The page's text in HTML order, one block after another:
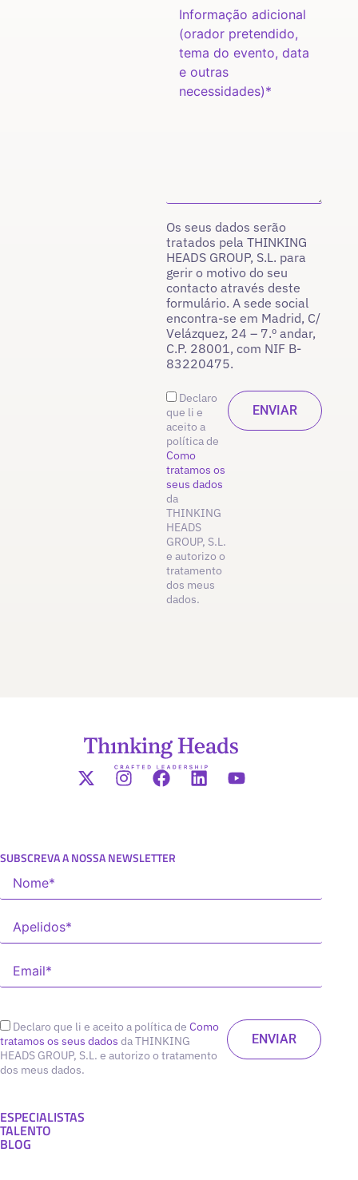
Os seus dados serão
tratados pela THINKING
HEADS GROUP, S.L. para
gerir o motivo do seu
contacto através deste
formulário. A sede social
encontra-se em Madrid, C/
Velázquez, 24 – 7.º andar,
C.P. 28001, com NIF B-
83220475.
Declaro
que li e
aceito a
política de
Como
tratamos os
seus dados
da
THINKING
HEADS
GROUP, S.L.
e autorizo o
tratamento
dos meus
dados.
SUBSCREVA A NOSSA NEWSLETTER
Declaro que li e aceito a política de Como
tratamos os seus dados da THINKING
HEADS GROUP, S.L. e autorizo o tratamento
dos meus dados.
ESPECIALISTAS
TALENTO
BLOG